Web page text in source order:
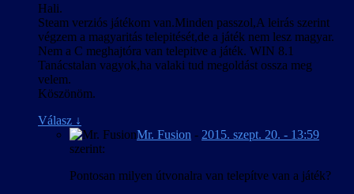
Hali.
Steam verziós játékom van.Minden passzol,A leirás szerint
végzem a magyaritás telepitését,de a játék nem lesz magyar.
Nem a C meghajtóra van telepitve a játék. WIN 8.1
Tanácstalan vagyok,ha valaki tud megoldást ossza meg
velem.
Köszönöm.
Válasz ↓
Mr. Fusion - 2015. szept. 20. - 13:59
szerint:
Pontosan milyen útvonalra van telepítve van a játék?